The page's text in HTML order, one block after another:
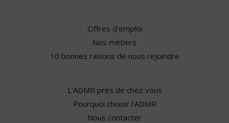
Offres d'emploi
Nos métiers
10 bonnes raisons de nous rejoindre
L'ADMR près de chez vous
Pourquoi choisir l'ADMR
Nous contacter